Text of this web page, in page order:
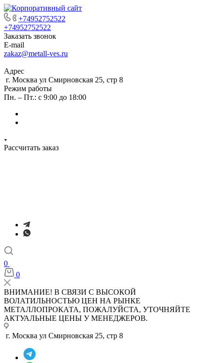
+74952752522
+74952752522
Заказать звонок
E-mail
zakaz@metall-ves.ru
Адрес
г. Москва ул Смирновская 25, стр 8
Режим работы
Пн. – Пт.: с 9:00 до 18:00
Рассчитать заказ
0
0
ВНИМАНИЕ! В СВЯЗИ С ВЫСОКОЙ
ВОЛАТИЛЬНОСТЬЮ ЦЕН НА РЫНКЕ
МЕТАЛЛОПРОКАТА, ПОЖАЛУЙСТА, УТОЧНЯЙТЕ
АКТУАЛЬНЫЕ ЦЕНЫ У МЕНЕДЖЕРОВ.
г. Москва ул Смирновская 25, стр 8